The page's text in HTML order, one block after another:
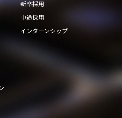
新卒採用
中途採用
インターンシップ